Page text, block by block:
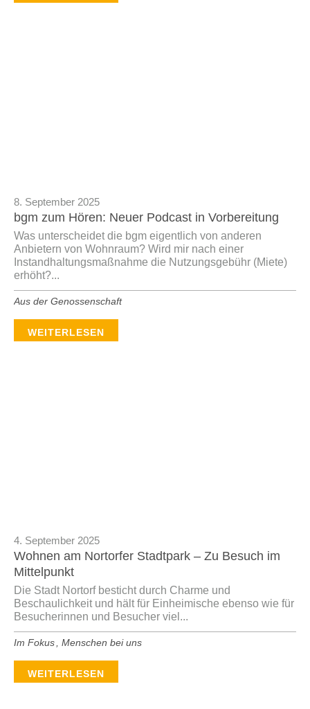
8. September 2025
bgm zum Hören: Neuer Podcast in Vorbereitung
Was unterscheidet die bgm eigentlich von anderen
Anbietern von Wohnraum? Wird mir nach einer
Instandhaltungsmaßnahme die Nutzungsgebühr (Miete)
erhöht?...
Aus der Genossenschaft
WEITERLESEN
4. September 2025
Wohnen am Nortorfer Stadtpark – Zu Besuch im
Mittelpunkt
Die Stadt Nortorf besticht durch Charme und
Beschaulichkeit und hält für Einheimische ebenso wie für
Besucherinnen und Besucher viel...
Im Fokus ,Menschen bei uns
WEITERLESEN